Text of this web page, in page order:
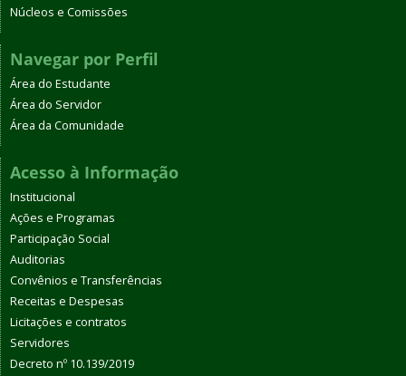
Núcleos e Comissões
Navegar por Perfil
Área do Estudante
Área do Servidor
Área da Comunidade
Acesso à Informação
Institucional
Ações e Programas
Participação Social
Auditorias
Convênios e Transferências
Receitas e Despesas
Licitações e contratos
Servidores
Decreto nº 10.139/2019